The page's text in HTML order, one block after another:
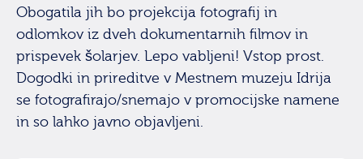
Obogatila jih bo projekcija fotografij in
odlomkov iz dveh dokumentarnih filmov in
prispevek šolarjev. Lepo vabljeni! Vstop prost.
Dogodki in prireditve v Mestnem muzeju Idrija
se fotografirajo/snemajo v promocijske namene
in so lahko javno objavljeni.